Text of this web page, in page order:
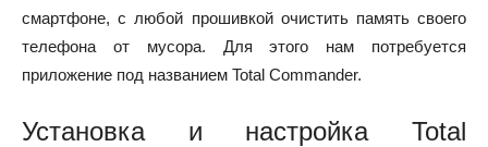
смартфоне, с любой прошивкой очистить память своего
телефона от мусора. Для этого нам потребуется
приложение под названием Total Commander.
Установка и настройка Total